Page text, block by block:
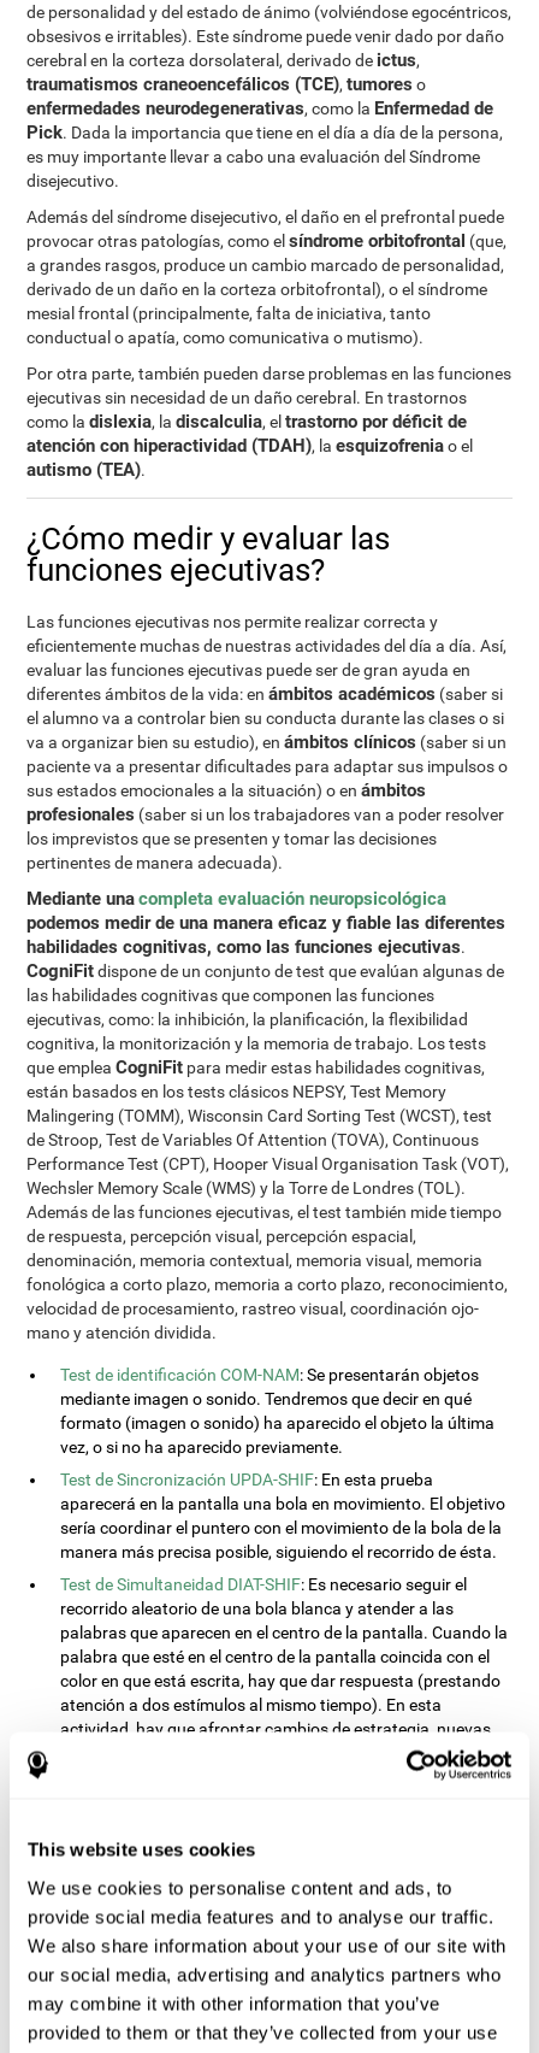
This website uses cookies
We use cookies to personalise content and ads, to
provide social media features and to analyse our traffic.
We also share information about your use of our site with
our social media, advertising and analytics partners who
may combine it with other information that you’ve
provided to them or that they’ve collected from your use
de personalidad y del estado de ánimo (volviéndose egocéntricos,
obsesivos e irritables). Este síndrome puede venir dado por daño
cerebral en la corteza dorsolateral, derivado de ictus,
traumatismos craneoencefálicos (TCE),tumores o
enfermedades neurodegenerativas, como la Enfermedad de
Pick. Dada la importancia que tiene en el día a día de la persona,
es muy importante llevar a cabo una evaluación del Síndrome
disejecutivo.
Además del síndrome disejecutivo, el daño en el prefrontal puede
provocar otras patologías, como elsíndrome orbitofrontal (que,
a grandes rasgos, produce un cambio marcado de personalidad,
derivado de un daño en la corteza orbitofrontal), o el síndrome
mesial frontal (principalmente, falta de iniciativa, tanto
conductual o apatía, como comunicativa o mutismo).
Por otra parte, también pueden darse problemas en las funciones
ejecutivas sin necesidad de un daño cerebral. En trastornos
como ladislexia, ladiscalculia, eltrastorno por déficit de
atención con hiperactividad (TDAH), laesquizofreniao el
autismo (TEA).
¿Cómo medir y evaluar las
funciones ejecutivas?
Las funciones ejecutivas nos permite realizar correcta y
eficientemente muchas de nuestras actividades del día a día. Así,
evaluar las funciones ejecutivas puede ser de gran ayuda en
diferentes ámbitos de la vida: enámbitos académicos (saber si
el alumno va a controlar bien su conducta durante las clases o si
va a organizar bien su estudio), enámbitos clínicos (saber si un
paciente va a presentar dificultades para adaptar sus impulsos o
sus estados emocionales a la situación) o enámbitos
profesionales (saber si un los trabajadores van a poder resolver
los imprevistos que se presenten y tomar las decisiones
pertinentes de manera adecuada).
Mediante unacompleta evaluación neuropsicológica
podemos medir de una manera eficaz y fiable las diferentes
habilidades cognitivas, como las funciones ejecutivas.
CogniFitdispone de un conjunto de test que evalúan algunas de
las habilidades cognitivas que componen las funciones
ejecutivas, como: la inhibición, la planificación, la flexibilidad
cognitiva, la monitorización y la memoria de trabajo. Los tests
que empleaCogniFit para medir estas habilidades cognitivas,
están basados en los tests clásicos NEPSY, Test Memory
Malingering (TOMM), Wisconsin Card Sorting Test (WCST), test
de Stroop, Test de Variables Of Attention (TOVA), Continuous
Performance Test (CPT), Hooper Visual Organisation Task (VOT),
Wechsler Memory Scale (WMS) y la Torre de Londres (TOL).
Además de las funciones ejecutivas, el test también mide tiempo
de respuesta, percepción visual, percepción espacial,
denominación, memoria contextual, memoria visual, memoria
fonológica a corto plazo, memoria a corto plazo, reconocimiento,
velocidad de procesamiento, rastreo visual, coordinación ojo-
mano y atención dividida.
Test de identificación COM-NAM: Se presentarán objetos
mediante imagen o sonido. Tendremos que decir en qué
formato (imagen o sonido) ha aparecido el objeto la última
vez, o si no ha aparecido previamente.
Test de Sincronización UPDA-SHIF: En esta prueba
aparecerá en la pantalla una bola en movimiento. El objetivo
sería coordinar el puntero con el movimiento de la bola de la
manera más precisa posible, siguiendo el recorrido de ésta.
Test de Simultaneidad DIAT-SHIF: Es necesario seguir el
recorrido aleatorio de una bola blanca y atender a las
palabras que aparecen en el centro de la pantalla. Cuando la
palabra que esté en el centro de la pantalla coincida con el
color en que está escrita, hay que dar respuesta (prestando
atención a dos estímulos al mismo tiempo). En esta
actividad, hay que afrontar cambios de estrategia, nuevas
respuestas y manejar la capacidad de monitorización y la
Inicialmente habrá que atender al tamaño de la forma e
indicar el más alto. Después, habrá que atender bloque que
contenga la numeración más alta.
Test de Equivalencias INH-REST: En esta tarea, irán
apareciendo nombres de colores en la pantalla. Hay que dar
respuesta lo más rápido posible cuando el nombre del color
coincida con el color en que está escrita la palabra. Si no
coinciden, no habrá que dar respuesta alguna.